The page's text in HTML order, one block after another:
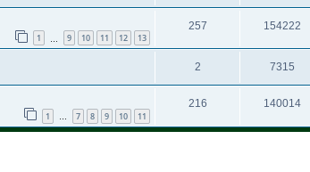
1 9 10 11 12 13
257 154222
2 7315
1 … 7 8 9 10 11
216 140014